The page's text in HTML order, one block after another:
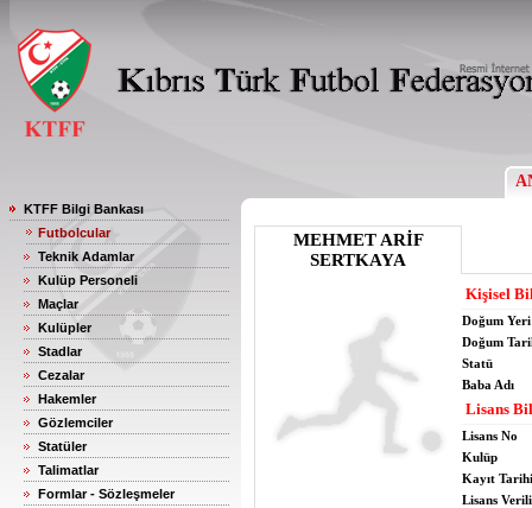
KTFF Bilgi Bankası
Futbolcular
Teknik Adamlar
Kulüp Personeli
Maçlar
Kulüpler
Stadlar
Cezalar
Hakemler
Gözlemciler
Statüler
Talimatlar
Formlar - Sözleşmeler
MEHMET ARİF
SERTKAYA
Kişisel
Doğum Yeri
Doğum
Statü
Baba Adı
Lisans
Lisans No
Kulüp
Kayıt Tarihi
Lisans